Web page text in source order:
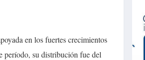
en los fuertes crecimientos
período, su distribución fue del